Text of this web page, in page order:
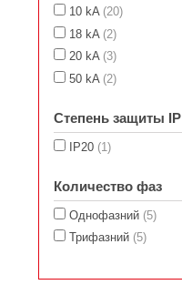
10 kA (20)
18 kA (2)
20 kA (3)
50 kA (2)
Степень защиты IP
IP20 (1)
Количество фаз
Однофазний (5)
Трифазний (5)